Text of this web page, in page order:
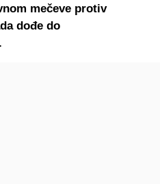
mečeve protiv
dođe do